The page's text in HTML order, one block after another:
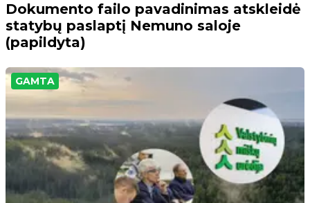
Dokumento failo pavadinimas atskleidė
statybų paslaptį Nemuno saloje
(papildyta)
GAMTA